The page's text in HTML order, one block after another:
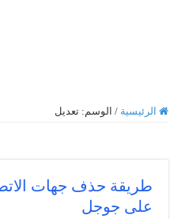
الرئيسية / الوسم: تعديل
طريقة حذف جهات
على جوجل